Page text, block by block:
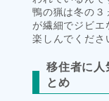
鴨の猟は冬の３
が繊細でジビエ
楽しんでくださ
移住者に人
とめ